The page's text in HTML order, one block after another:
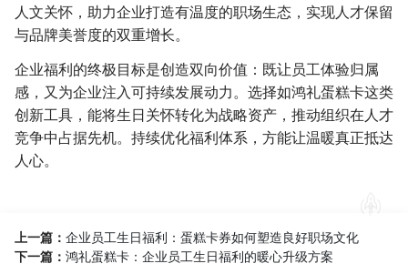
人文关怀，助力企业打造有温度的职场生态，实现人才保留
与品牌美誉度的双重增长。
企业福利的终极目标是创造双向价值：既让员工体验归属
感，又为企业注入可持续发展动力。选择如鸿礼蛋糕卡这类
创新工具，能将生日关怀转化为战略资产，推动组织在人才
竞争中占据先机。持续优化福利体系，方能让温暖真正抵达
人心。
上一篇： 企业员工生日福利：蛋糕卡券如何塑造良好职场文化
下一篇： 鸿礼蛋糕卡：企业员工生日福利的暖心升级方案